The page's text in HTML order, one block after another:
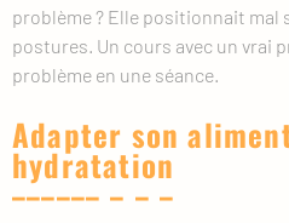
problème ? Elle positionnait mal
postures. Un cours avec un vrai
problème en une séance.
Adapter son
hydratation